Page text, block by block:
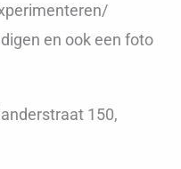
en ook een foto
150,